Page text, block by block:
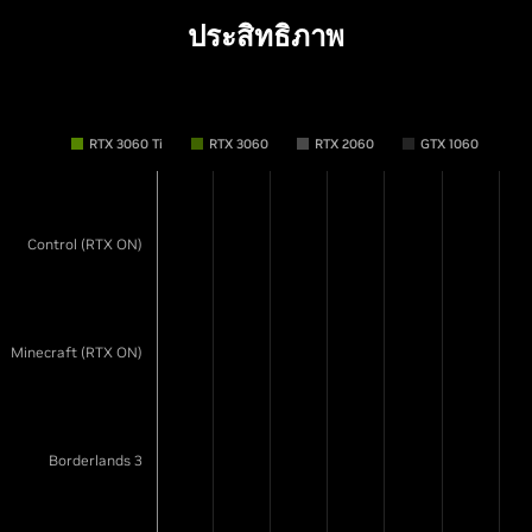
ประสิทธิภาพ
RTX 3060 Ti RTX 3060 RTX 2060 GTX 1060
Control (RTX ON)
Minecraft (RTX ON)
Borderlands 3